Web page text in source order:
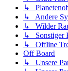
↳
↳ Andere
↳ Wilder
↳ Sonstiger
↳ Offline
Off Board
↳ Unsere